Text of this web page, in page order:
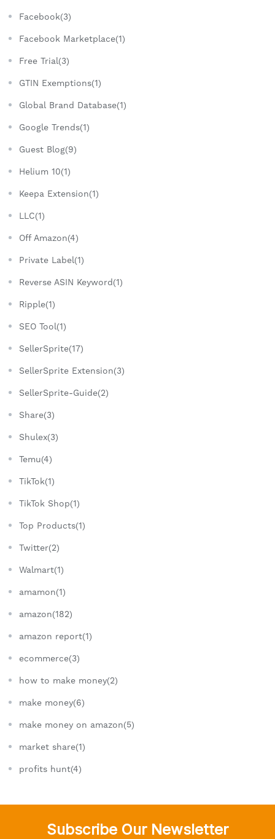
Facebook(3)
Facebook Marketplace(1)
Free Trial(3)
GTIN Exemptions(1)
Global Brand Database(1)
Google Trends(1)
Guest Blog(9)
Helium 10(1)
Keepa Extension(1)
LLC(1)
Off Amazon(4)
Private Label(1)
Reverse ASIN Keyword(1)
Ripple(1)
SEO Tool(1)
SellerSprite(17)
SellerSprite Extension(3)
SellerSprite-Guide(2)
Share(3)
Shulex(3)
Temu(4)
TikTok(1)
TikTok Shop(1)
Top Products(1)
Twitter(2)
Walmart(1)
amamon(1)
amazon(182)
amazon report(1)
ecommerce(3)
how to make money(2)
make money(6)
make money on amazon(5)
market share(1)
profits hunt(4)
Subscribe Our Newsletter